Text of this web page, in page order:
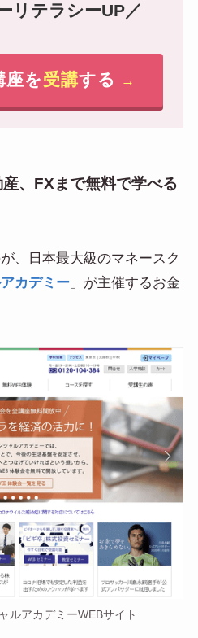
リテラシーUP／
座を受講する →
、FXまで無料で学べる
、日本最大級のマネースク
カデミー」が主催するお金
ルアカデミーWEBサイト